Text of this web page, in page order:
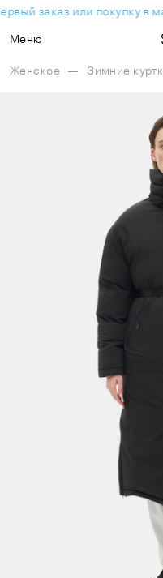
заказ или покупку в
Меню
Женское — Зимние